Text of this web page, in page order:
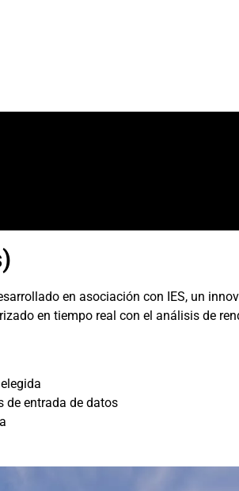
en asociación con IES, un
en tiempo real con el análisis de
de entrada de datos